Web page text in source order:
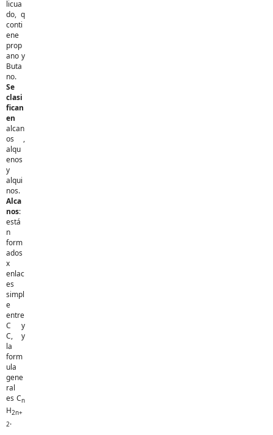
licua
do, q
conti
ene
prop
ano y
Buta
no.
Se
clasi
fican
en
alcan
os ,
alqu
enos
y
alqui
nos.
Alca
nos:
está
n
form
ados
x
enlac
es
simpl
e
entre
C y
C, y
la
form
ula
gene
ral
es Cn
H2n+
2.